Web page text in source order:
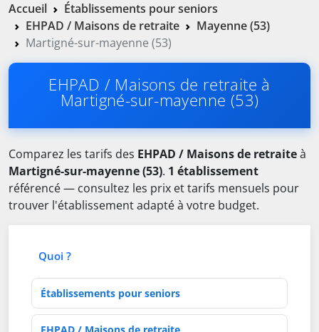
Accueil
Établissements pour seniors
EHPAD / Maisons de retraite
Mayenne (53)
Martigné-sur-mayenne (53)
EHPAD / Maisons de retraite à
Martigné-sur-mayenne (53)
Comparez les tarifs des EHPAD / Maisons de retraiteà
Martigné-sur-mayenne (53). 1 établissement
référencé — consultez les prix et tarifs mensuels pour
trouver l'établissement adapté à votre budget.
Quoi ?
Type d'établissement
Activités de soins